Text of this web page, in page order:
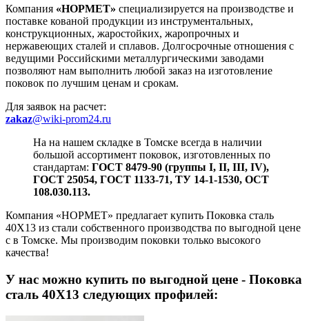
Компания «НОРМЕТ» специализируется на производстве и
поставке кованой продукции из инструментальных,
конструкционных, жаростойких, жаропрочных и
нержавеющих сталей и сплавов. Долгосрочные отношения с
ведущими Российскими металлургическими заводами
позволяют нам выполнить любой заказ на изготовление
поковок по лучшим ценам и срокам.
Для заявок на расчет:
zakaz@wiki-prom24.ru
На на нашем складке в Томске всегда в наличии
большой ассортимент поковок, изготовленных по
стандартам: ГОСТ 8479-90 (группы I, II, III, IV),
ГОСТ 25054, ГОСТ 1133-71, ТУ 14-1-1530, ОСТ
108.030.113.
Компания «НОРМЕТ» предлагает купить Поковка сталь
40Х13 из стали собственного производства по выгодной цене
с в Томске. Мы производим поковки только высокого
качества!
У нас можно купить по выгодной цене - Поковка
сталь 40Х13 следующих профилей: